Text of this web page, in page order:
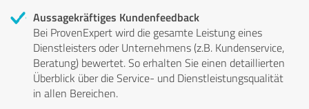
Aussagekräftiges Kundenfeedback
Bei ProvenExpert wird die gesamte Leistung eines
Dienstleisters oder Unternehmens (z.B. Kundenservice,
Beratung) bewertet. So erhalten Sie einen detaillierten
Überblick über die Service- und Dienstleistungsqualität
in allen Bereichen.